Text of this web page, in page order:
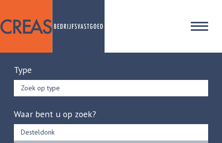
Type
Zoek op type
Waar bent u op zoek?